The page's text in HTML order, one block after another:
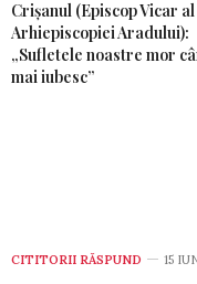
Crișanul (Episcop Vicar al
Arhiepiscopiei Aradului):
„Sufletele noastre mor
mai iubesc”
CITITORII RĂSPUND 15